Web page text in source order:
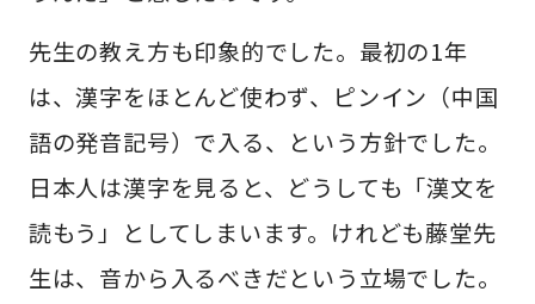
先生の教え方も印象的でした。最初の1年
は、漢字をほとんど使わず、ピンイン（中国
語の発音記号）で入る、という方針でした。
日本人は漢字を見ると、どうしても「漢文を
読もう」としてしまいます。けれども藤堂先
生は、音から入るべきだという立場でした。